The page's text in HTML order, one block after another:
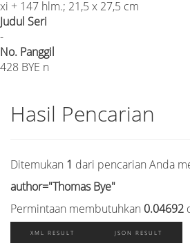
xi + 147 hlm.; 21,5 x 27,5 cm
Judul Seri
-
No. Panggil
428 BYE n
Hasil Pencarian
Ditemukan 1 dari pencarian Anda
author="Thomas Bye"
Permintaan membutuhkan 0.04692
XML RESULT JSON RESULT